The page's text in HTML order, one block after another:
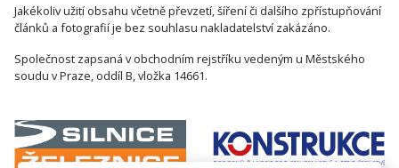
Jakékoliv užití obsahu včetně převzetí, šíření či dalšího zpřístupňování
článků a fotografií je bez souhlasu nakladatelství zakázáno.
Společnost zapsaná v obchodním rejstříku vedeným u Městského
soudu v Praze, oddíl B, vložka 14661.